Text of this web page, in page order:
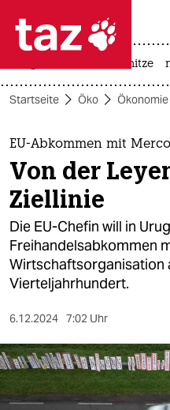
 taz
taz zahl
themen
politik
öko
gesellschaft
kultur
sport
berlin
nord
hitze
Startseite Öko Ökonomie
EU-Abkommen mit
Von der
Ziellinie
Die EU-Chefin will in
Freihandelsabkommen
Wirtschaftsorganisation
Vierteljahrhundert.
6.12.2024 7:02 Uhr